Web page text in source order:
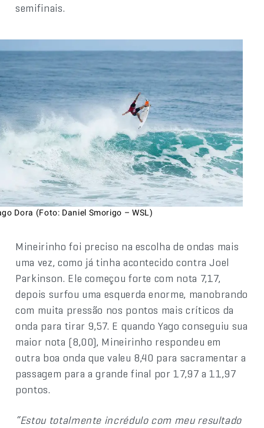
semifinais.
Dora (Foto: Daniel Smorigo – WSL)
Mineirinho foi preciso na escolha de ondas mais
uma vez, como já tinha acontecido contra Joel
Parkinson. Ele começou forte com nota 7,17,
depois surfou uma esquerda enorme, manobrando
com muita pressão nos pontos mais críticos da
onda para tirar 9,57. E quando Yago conseguiu sua
maior nota (8,00), Mineirinho respondeu em
outra boa onda que valeu 8,40 para sacramentar a
passagem para a grande final por 17,97 a 11,97
pontos.
“Estou totalmente incrédulo com meu resultado